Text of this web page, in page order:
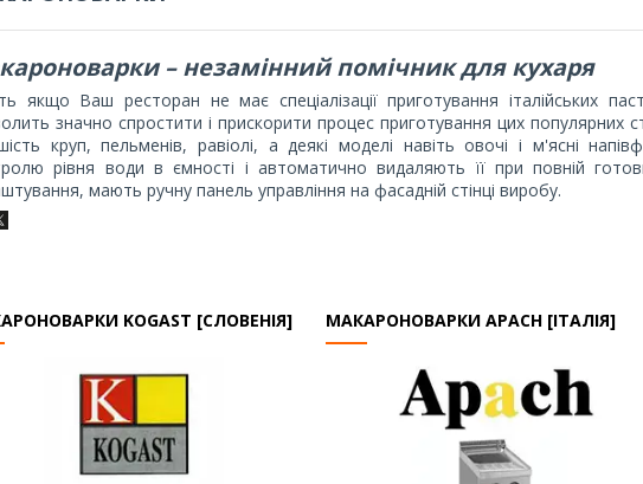
– незамінний помічник для кухаря
якщо Ваш ресторан не має спеціалізації приготування італійських
значно спростити і прискорити процес приготування цих
круп, пельменів, равіолі, а деякі моделі навіть овочі і м'ясні
рівня води в ємності і автоматично видаляють її при повній
мають ручну панель управління на фасадній стінці виробу.
KOGAST [СЛОВЕНІЯ] МАКАРОНОВАРКИ APACH [ІТАЛІЯ]